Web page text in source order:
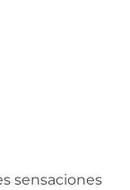
sensaciones